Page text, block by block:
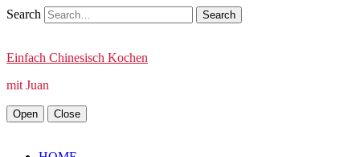
Search
Einfach Chinesisch Kochen
mit Juan
Open Close